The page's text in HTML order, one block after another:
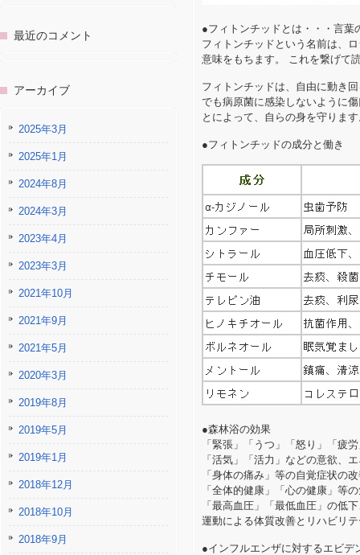
●フィトンチッドとは・・・言葉
フィトンチッドという名前は、
意味をもちます。 これを繋げて
フィトンチッドは、自由に動き
でも病原菌に感染しないように
とによって、自らの身を守りま
●フィトンチッドの成分と働き
●森林浴の効果
「緊張」「うつ」「怒り」「疲
「活気」「活力」などの意欲、
「身体の痛み」等の自覚症状の
「全体的健康」「心の健康」等
「最高血圧」「最低血圧」の低
運動による体質改善とリハビリ
●インフルエンザに対するエビデ
最近のコメント
アーカイブ
2025年3月
2025年1月
2024年8月
2024年3月
2023年4月
2023年3月
2021年10月
2021年9月
2021年5月
2020年3月
2019年8月
2019年5月
2019年1月
2018年12月
2018年10月
2018年9月